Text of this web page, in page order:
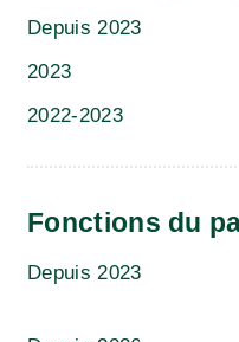
Depuis 2023
2023
2022-2023
Fonctions du
Depuis 2023